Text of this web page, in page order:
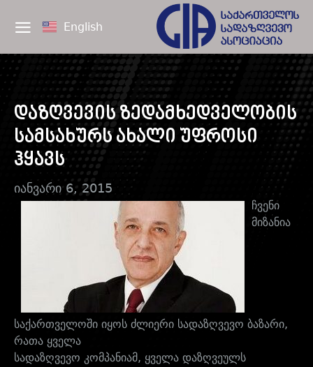
English
დაზღვევის ზედამხედველობის
სამსახურს ახალი უფროსი
ჰყავს
იანვარი 6, 2015
ჩვენი
მიზანია
საქართველოში იყოს ძლიერი სადაზღვევო ბაზარი,
რათა ყველა
სადაზღვევო კომპანიამ, ყველა დაზღვეულს